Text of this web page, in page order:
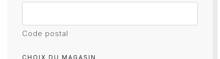
Code postal
CHOIX DU MAGASIN